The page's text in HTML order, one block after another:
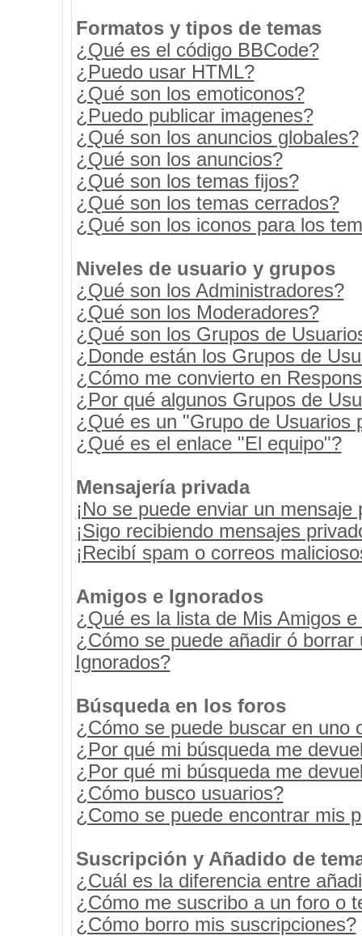
Formatos y tipos de temas
¿Qué es el código BBCode?
¿Puedo usar HTML?
¿Qué son los emoticonos?
¿Puedo publicar imagenes?
¿Qué son los anuncios globales?
¿Qué son los anuncios?
¿Qué son los temas fijos?
¿Qué son los temas cerrados?
¿Qué son los iconos para los
Niveles de usuario y grupos
¿Qué son los Administradores?
¿Qué son los Moderadores?
¿Qué son los Grupos de
¿Donde están los Grupos de
¿Cómo me convierto en
¿Por qué algunos Grupos de
¿Qué es un "Grupo de Usuarios
¿Qué es el enlace "El equipo"?
Mensajería privada
¡No se puede enviar un mensaje
¡Sigo recibiendo mensajes
¡Recibí spam o correos
Amigos e Ignorados
¿Qué es la lista de Mis Amigos
¿Cómo se puede añadir ó
Ignorados?
Búsqueda en los foros
¿Cómo se puede buscar en uno
¿Por qué mi búsqueda me
¿Por qué mi búsqueda me
¿Cómo busco usuarios?
¿Como se puede encontrar mis
Suscripción y Añadido de
¿Cuál es la diferencia entre
¿Cómo me suscribo a un foro o
¿Cómo borro mis suscripciones?